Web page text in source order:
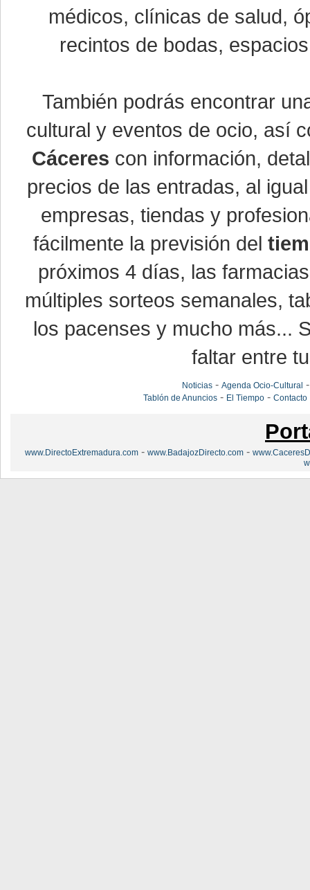
médicos, clínicas de salud,
recintos de bodas,
También podrás encontrar
cultural y eventos de ocio, así
Cáceres con información,
precios de las entradas, al
empresas, tiendas y
fácilmente la previsión del
próximos 4 días, las
múltiples sorteos semanales,
los pacenses y mucho más...
faltar entre
Noticias -Agenda Ocio-Cultural
Tablón de Anuncios - El Tiempo -Contacto
www.DirectoExtremadura.com - www.BadajozDirecto.com -